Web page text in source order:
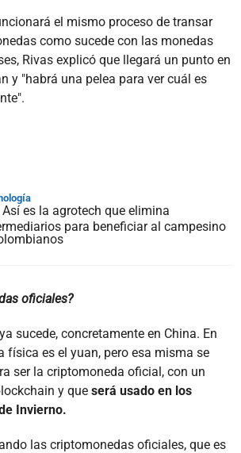
el mismo proceso de transar
como sucede con las monedas
Rivas explicó que llegará un punto en
y "habrá una pelea para ver cuál es
Así es la agrotech que elimina
para beneficiar al campesino
oficiales?
sucede, concretamente en China. En
física es el yuan, pero esa misma se
ser la criptomoneda oficial, con un
y que será usado en los
Invierno.
las criptomonedas oficiales, que es